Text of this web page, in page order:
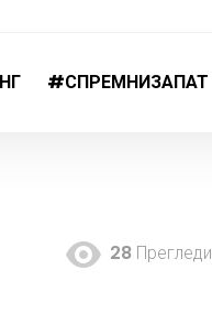
#СПРЕМНИЗАПАТ
28 Прегледи